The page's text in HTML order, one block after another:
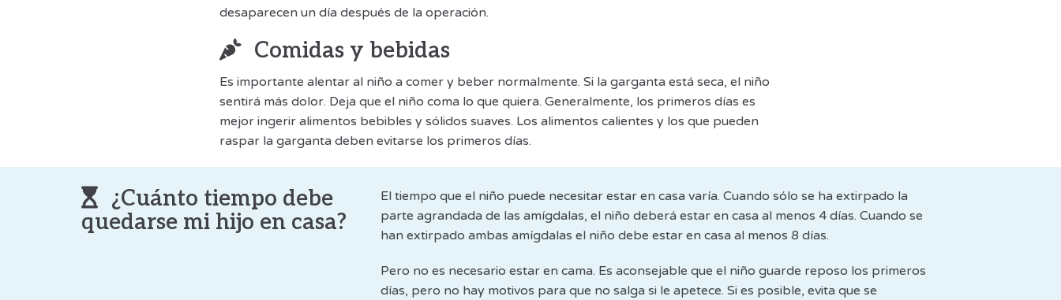
desaparecen un día después de la operación.
Comidas y bebidas
Es importante alentar al niño a comer y beber normalmente. Si la garganta está seca, el niño
sentirá más dolor. Deja que el niño coma lo que quiera. Generalmente, los primeros días es
mejor ingerir alimentos bebibles y sólidos suaves. Los alimentos calientes y los que pueden
raspar la garganta deben evitarse los primeros días.
¿Cuánto tiempo debe
quedarse mi hijo en casa?
El tiempo que el niño puede necesitar estar en casa varía. Cuando sólo se ha extirpado la
parte agrandada de las amígdalas, el niño deberá estar en casa al menos 4 días. Cuando se
han extirpado ambas amígdalas el niño debe estar en casa al menos 8 días.
Pero no es necesario estar en cama. Es aconsejable que el niño guarde reposo los primeros
días, pero no hay motivos para que no salga si le apetece. Si es posible, evita que se